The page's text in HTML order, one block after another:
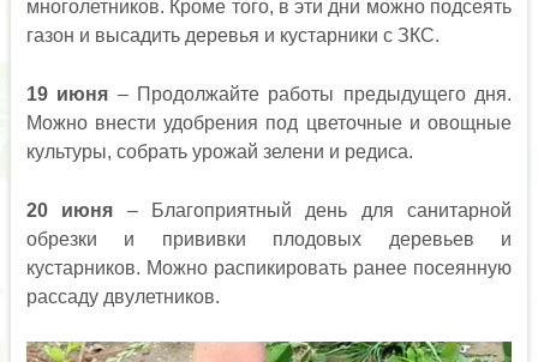
многолетников. Кроме того, в эти дни можно подсеять
газон и высадить деревья и кустарники с ЗКС.
19 июня – Продолжайте работы предыдущего дня.
Можно внести удобрения под цветочные и овощные
культуры, собрать урожай зелени и редиса.
20 июня – Благоприятный день для санитарной
обрезки и прививки плодовых деревьев и
кустарников. Можно распикировать ранее посеянную
рассаду двулетников.